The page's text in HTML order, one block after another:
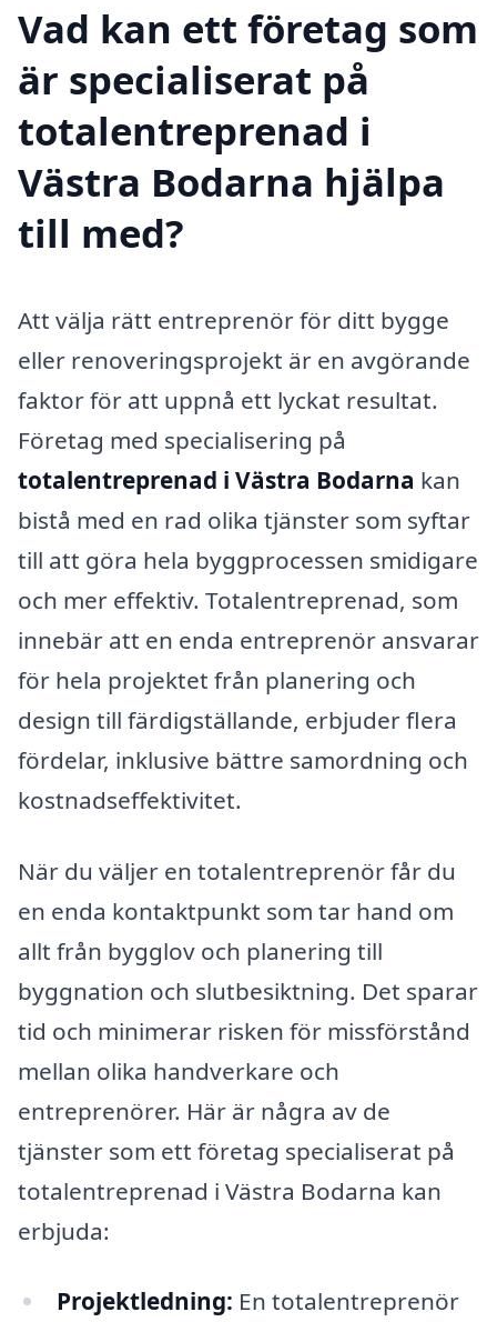
Vad kan ett företag som
är specialiserat på
totalentreprenad i
Västra Bodarna hjälpa
till med?
Att välja rätt entreprenör för ditt bygge
eller renoveringsprojekt är en avgörande
faktor för att uppnå ett lyckat resultat.
Företag med specialisering på
totalentreprenad i Västra Bodarna kan
bistå med en rad olika tjänster som syftar
till att göra hela byggprocessen smidigare
och mer effektiv. Totalentreprenad, som
innebär att en enda entreprenör ansvarar
för hela projektet från planering och
design till färdigställande, erbjuder flera
fördelar, inklusive bättre samordning och
kostnadseffektivitet.
När du väljer en totalentreprenör får du
en enda kontaktpunkt som tar hand om
allt från bygglov och planering till
byggnation och slutbesiktning. Det sparar
tid och minimerar risken för missförstånd
mellan olika handverkare och
entreprenörer. Här är några av de
tjänster som ett företag specialiserat på
totalentreprenad i Västra Bodarna kan
erbjuda:
Projektledning: En totalentreprenör